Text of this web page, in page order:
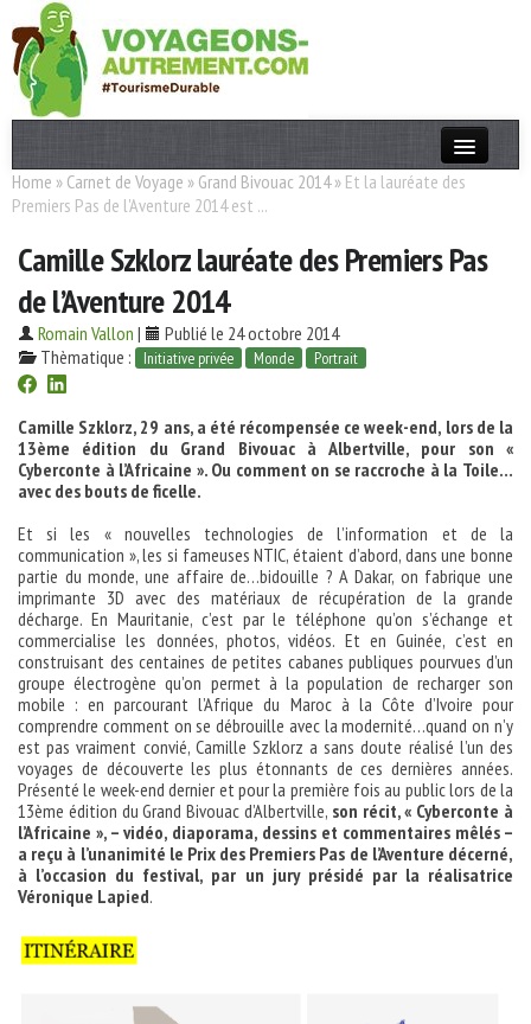
Actualités
Destinations
Acteurs
Thèmes
OK
Home » Carnet de Voyage » Grand Bivouac 2014» Et la lauréate des
Premiers Pas de l'Aventure 2014 est ...
Camille Szklorz lauréate des Premiers Pas
de l’Aventure 2014
Romain Vallon |
Publié le 24 octobre 2014
Thèmatique :
Initiative privée Monde Portrait
Camille Szklorz, 29 ans, a été récompensée ce week-end, lors de la
13ème édition du Grand Bivouac à Albertville, pour son «
Cyberconte à l’Africaine ». Ou comment on se raccroche à la Toile…
avec des bouts de ficelle.
Et si les « nouvelles technologies de l’information et de la
communication », les si fameuses NTIC, étaient d’abord, dans une bonne
partie du monde, une affaire de…bidouille ? A Dakar, on fabrique une
imprimante 3D avec des matériaux de récupération de la grande
décharge. En Mauritanie, c’est par le téléphone qu’on s’échange et
commercialise les données, photos, vidéos. Et en Guinée, c’est en
construisant des centaines de petites cabanes publiques pourvues d’un
groupe électrogène qu’on permet à la population de recharger son
mobile : en parcourant l’Afrique du Maroc à la Côte d’Ivoire pour
comprendre comment on se débrouille avec la modernité…quand on n’y
est pas vraiment convié, Camille Szklorz a sans doute réalisé l’un des
voyages de découverte les plus étonnants de ces dernières années.
Présenté le week-end dernier et pour la première fois au public lors de la
13ème édition du Grand Bivouac d’Albertville, son récit, « Cyberconte à
l’Africaine », – vidéo, diaporama, dessins et commentaires mêlés –
a reçu à l’unanimité le Prix des Premiers Pas de l’Aventure décerné,
à l’occasion du festival, par un jury présidé par la réalisatrice
Véronique Lapied.